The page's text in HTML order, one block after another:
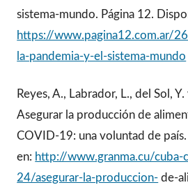
sistema-mundo. Página 12.
https://www.pagina12.com.ar/
la-pandemia-y-el-sistema-mundo
Reyes, A., Labrador, L., del Sol,
Asegurar la producción de
COVID-19: una voluntad de
en: http://www.granma.cu/
24/asegurar-la-produccion- de-